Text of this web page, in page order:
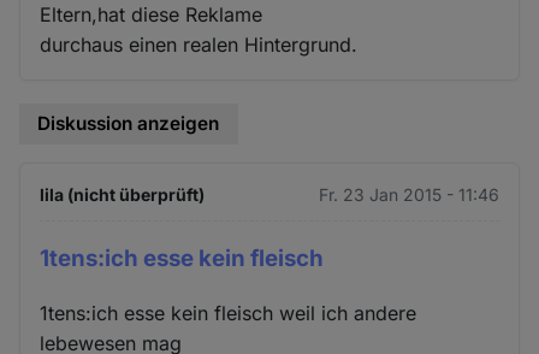
Eltern,hat diese Reklame
durchaus einen realen Hintergrund.
Diskussion anzeigen
lila (nicht überprüft) Fr. 23 Jan 2015 - 11:46
1tens:ich esse kein fleisch
1tens:ich esse kein fleisch weil ich andere
lebewesen mag